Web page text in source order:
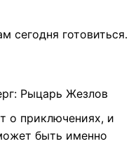
сегодня готовиться.
Рыцарь Жезлов
о приключениях, и
быть именно